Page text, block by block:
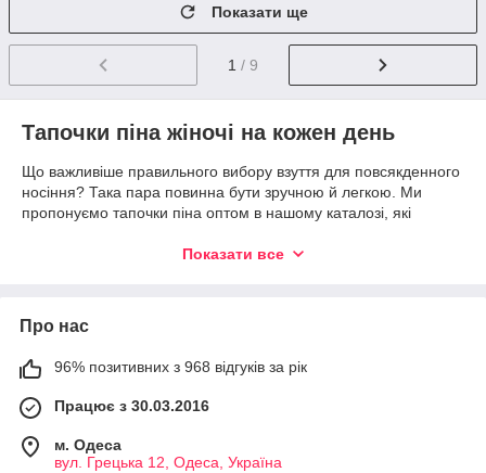
Показати ще
1 / 9
Тапочки піна жіночі на кожен день
Що важливіше правильного вибору взуття для повсякденного
носіння? Така пара повинна бути зручною й легкою. Ми
пропонуємо тапочки піна оптом в нашому каталозі, які
або плели з рослин. З розвитком цивілізації, з'явилося багато
нових рішень для захисту ніг. Наприклад, ПВХ. Це надійний і
невибагливий матеріал. Він легко витримує коливання
температур. Його створили в 1835 році, але застосування
знайшлося набагато пізніше.
увагу. Взуття з піни не має швів. Його виготовляють,
заливаючи рідкий матеріал в форму. Це є величезним
Показати все
Про нас
96% позитивних з 968 відгуків за рік
Працює з 30.03.2016
м. Одеса
вул. Грецька 12, Одеса, Україна